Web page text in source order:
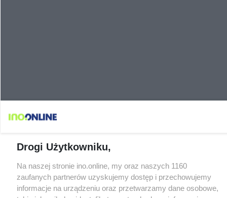
Drogi Użytkowniku,
Na naszej stronie ino.online, my oraz naszych 1160
zaufanych partnerów uzyskujemy dostęp i przechowujemy
informacje na urządzeniu oraz przetwarzamy dane osobowe,